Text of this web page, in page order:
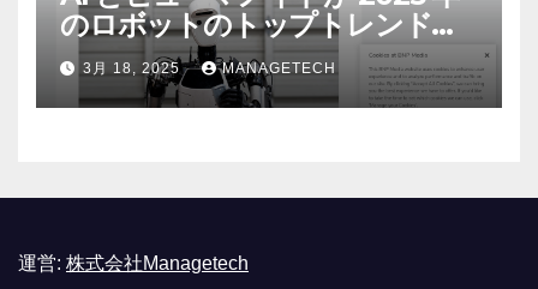
のロボットのトップトレンドに |
ASSEMBLY
3月 18, 2025 MANAGETECH
運営: 株式会社Managetech